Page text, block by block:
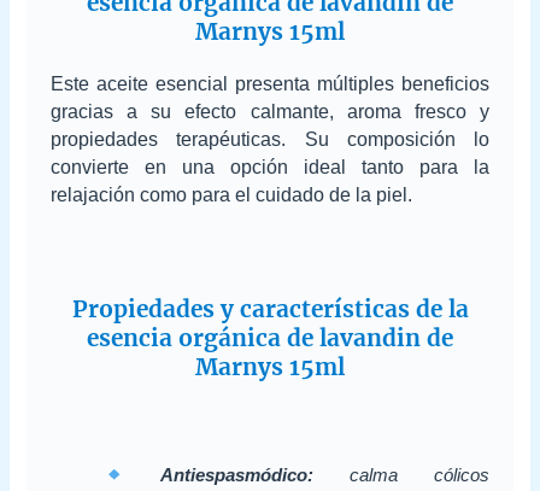
Marnys 15ml
Este aceite esencial presenta múltiples beneficios
gracias a su efecto calmante, aroma fresco y
propiedades terapéuticas. Su composición lo
convierte en una opción ideal tanto para la
relajación como para el cuidado de la piel.
Propiedades y características de la
esencia orgánica de lavandin de
Marnys 15ml
Antiespasmódico:calma cólicos